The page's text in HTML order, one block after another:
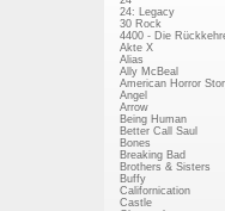
24: Legacy
30 Rock
4400 - Die
Akte X
Alias
Ally McBeal
American Horror
Angel
Arrow
Being Human
Better Call Saul
Bones
Breaking Bad
Brothers & Sisters
Buffy
Californication
Castle